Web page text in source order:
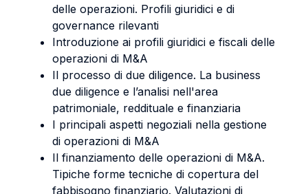
delle operazioni. Profili giuridici e di
governance rilevanti
Introduzione ai profili giuridici e fiscali delle
operazioni di M&A
Il processo di due diligence. La business
due diligence e l’analisi nell'area
patrimoniale, reddituale e finanziaria
I principali aspetti negoziali nella gestione
di operazioni di M&A
Il finanziamento delle operazioni di M&A.
Tipiche forme tecniche di copertura del
fabbisogno finanziario. Valutazioni di